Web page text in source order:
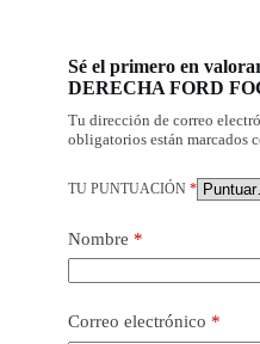
Sé el primero en
DERECHA FORD
Tu dirección de correo
obligatorios están marcados
TU PUNTUACIÓN *
Nombre *
Correo electrónico *